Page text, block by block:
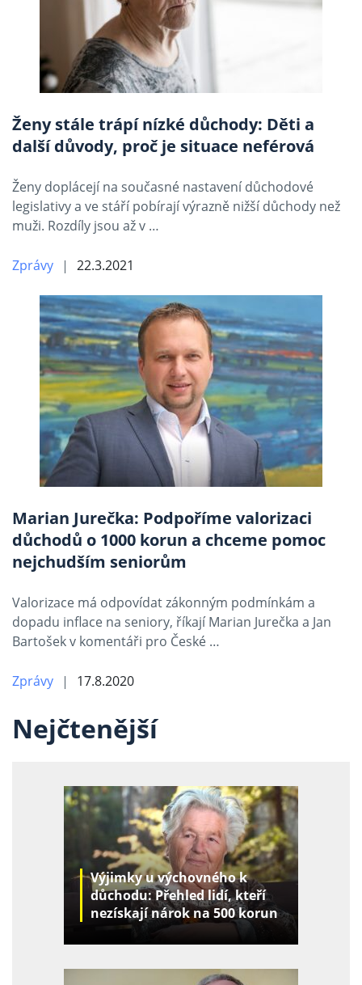
Ženy stále trápí nízké důchody: Děti a
další důvody, proč je situace neférová
Ženy doplácejí na současné nastavení důchodové
legislativy a ve stáří pobírají výrazně nižší důchody než
muži. Rozdíly jsou až v …
Zprávy 22.3.2021
Marian Jurečka: Podpoříme valorizaci
důchodů o 1000 korun a chceme pomoc
nejchudším seniorům
Valorizace má odpovídat zákonným podmínkám a
dopadu inflace na seniory, říkají Marian Jurečka a Jan
Bartošek v komentáři pro České …
Zprávy 17.8.2020
Nejčtenější
Výjimky u výchovného k
důchodu: Přehled lidí, kteří
nezískají nárok na 500 korun
za děti